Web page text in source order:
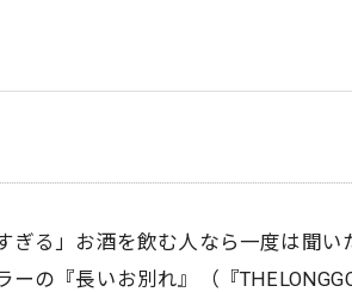
ぎる」お酒を飲む人なら一度は聞
ーの『長いお別れ』（『